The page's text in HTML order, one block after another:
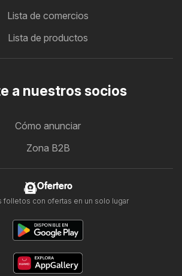
Lista de comercios
Lista de productos
a nuestros socios
Cómo anunciar
Zona B2B
Ofertero
folletos con ofertas en un solo lugar